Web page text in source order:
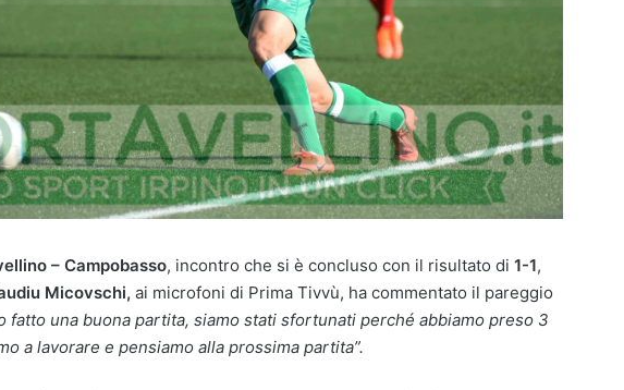
– Campobasso, incontro che si è concluso con il risultato di 1-1,
Micovschi, ai microfoni di Prima Tivvù, ha commentato il pareggio
fatto una buona partita, siamo stati sfortunati perché abbiamo preso 3
a lavorare e pensiamo alla prossima partita”.